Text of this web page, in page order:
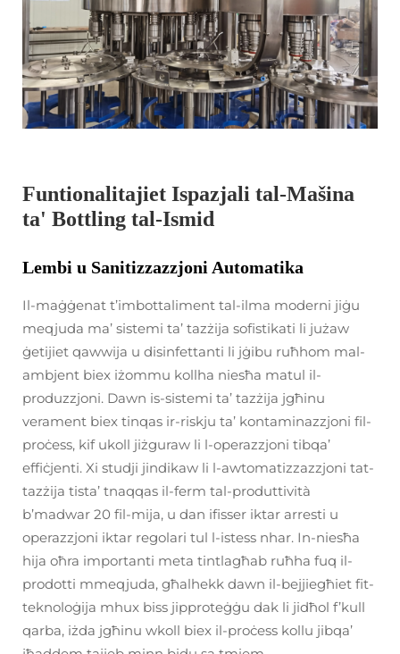
Funtionalitajiet Ispazjali tal-Mašina
ta' Bottling tal-Ismid
Lembi u Sanitizzazzjoni Automatika
Il-maġġenat t’imbottaliment tal-ilma moderni jiġu
meqjuda ma’ sistemi ta’ tazżija sofistikati li jużaw
ġetijiet qawwija u disinfettanti li jġibu ruħhom mal-
ambjent biex iżommu kollha niesħa matul il-
produzzjoni. Dawn is-sistemi ta’ tazżija jgħinu
verament biex tinqas ir-riskju ta’ kontaminazzjoni fil-
proċess, kif ukoll jiżguraw li l-operazzjoni tibqa’
effiċjenti. Xi studji jindikaw li l-awtomatizzazzjoni tat-
tazżija tista’ tnaqqas il-ferm tal-produttività
b’madwar 20 fil-mija, u dan ifisser iktar arresti u
operazzjoni iktar regolari tul l-istess nhar. In-niesħa
hija oħra importanti meta tintlagħab ruħha fuq il-
prodotti mmeqjuda, għalhekk dawn il-bejjiegħiet fit-
teknoloġija mhux biss jipproteġġu dak li jidħol f’kull
qarba, iżda jgħinu wkoll biex il-proċess kollu jibqa’